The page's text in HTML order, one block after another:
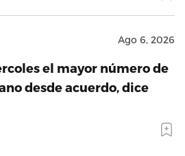
Ago 6, 2026
el mayor número de
desde acuerdo, dice